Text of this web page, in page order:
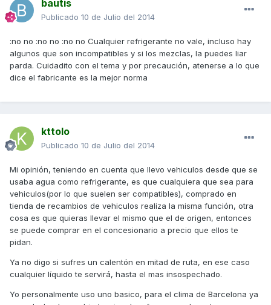
bautis
Publicado 10 de Julio del 2014
:no no :no no :no no Cualquier refrigerante no vale, incluso hay
algunos que son incompatibles y si los mezclas, la puedes liar
parda. Cuidadito con el tema y por precaución, atenerse a lo que
dice el fabricante es la mejor norma
kttolo
Publicado 10 de Julio del 2014
Mi opinión, teniendo en cuenta que llevo vehiculos desde que se
usaba agua como refrigerante, es que cualquiera que sea para
vehiculos(por lo que suelen ser compatibles), comprado en
tienda de recambios de vehiculos realiza la misma función, otra
cosa es que quieras llevar el mismo que el de origen, entonces
se puede comprar en el concesionario a precio que ellos te
pidan.
Ya no digo si sufres un calentón en mitad de ruta, en ese caso
cualquier líquido te servirá, hasta el mas insospechado.
Yo personalmente uso uno basico, para el clima de Barcelona ya